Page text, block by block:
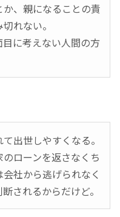
、親になることの責
れない。
に考えない人間の方
出世しやすくなる。
ローンを返さなくち
社から逃げられなく
されるからだけど。